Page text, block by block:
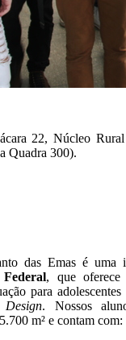
22, Núcleo
Quadra 300).
das Emas é uma
Federal, que oferece
para
Design. Nossos
m² e contam com: